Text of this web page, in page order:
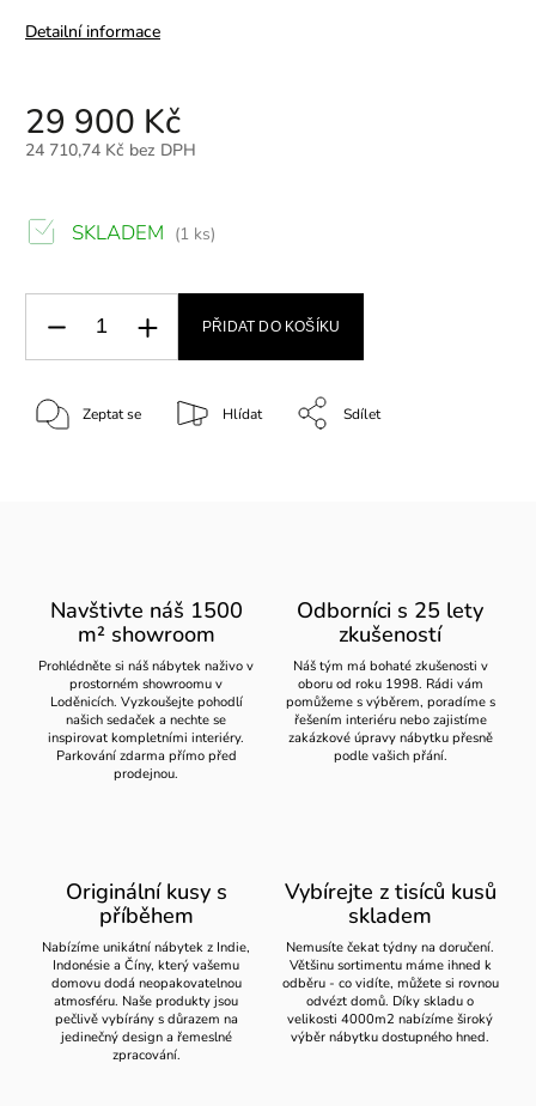
Detailní informace
29 900 Kč
24 710,74 Kč bez DPH
SKLADEM (1 ks)
PŘIDAT DO KOŠÍKU
Zeptat se Hlídat Sdílet
Navštivte náš 1500
m² showroom
Prohlédněte si náš nábytek naživo v
prostorném showroomu v
Loděnicích. Vyzkoušejte pohodlí
našich sedaček a nechte se
inspirovat kompletními interiéry.
Parkování zdarma přímo před
prodejnou.
Odborníci s 25 lety
zkušeností
Náš tým má bohaté zkušenosti v
oboru od roku 1998. Rádi vám
pomůžeme s výběrem, poradíme s
řešením interiéru nebo zajistíme
zakázkové úpravy nábytku přesně
podle vašich přání.
Originální kusy s
příběhem
Nabízíme unikátní nábytek z Indie,
Indonésie a Číny, který vašemu
domovu dodá neopakovatelnou
atmosféru. Naše produkty jsou
pečlivě vybírány s důrazem na
jedinečný design a řemeslné
zpracování.
Vybírejte z tisíců kusů
skladem
Nemusíte čekat týdny na doručení.
Většinu sortimentu máme ihned k
odběru - co vidíte, můžete si rovnou
odvézt domů. Díky skladu o
velikosti 4000m2 nabízíme široký
výběr nábytku dostupného hned.